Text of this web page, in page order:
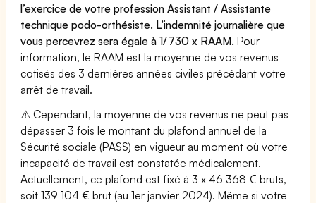
l’exercice de votre profession Assistant / Assistante
technique podo-orthésiste. L’indemnité journalière que
vous percevrez sera égale à 1/730 x RAAM. Pour
information, le RAAM est la moyenne de vos revenus
cotisés des 3 dernières années civiles précédant votre
arrêt de travail.
⚠️ Cependant, la moyenne de vos revenus ne peut pas
dépasser 3 fois le montant du plafond annuel de la
Sécurité sociale (PASS) en vigueur au moment où votre
incapacité de travail est constatée médicalement.
Actuellement, ce plafond est fixé à 3 x 46 368 € bruts,
soit 139 104 € brut (au 1er janvier 2024). Même si votre